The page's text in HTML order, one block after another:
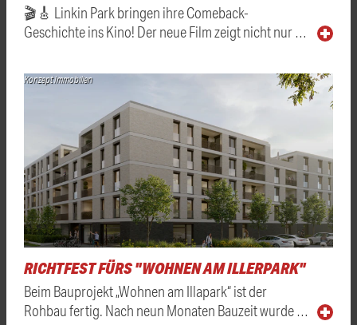
🎬🎸 Linkin Park bringen ihre Comeback-
Geschichte ins Kino! Der neue Film zeigt nicht nur …
Konzept Immobilien
RICHTFEST FÜRS "WOHNEN AM ILLERPARK"
Beim Bauprojekt „Wohnen am Illapark“ ist der
Rohbau fertig. Nach neun Monaten Bauzeit wurde …